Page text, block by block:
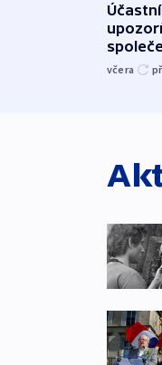
včera